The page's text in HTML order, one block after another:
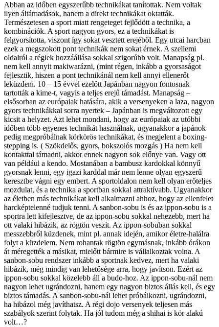
Abban az időben egyszerűbb technikákat tanítottak. Nem voltak
ilyen áltámadások, hanem a direkt technikákat oktatták.
Természetesen a sport miatt rengeteget fejlődött a technika, a
kombinációk. A sport nagyon gyors, ez a technikákat is
felgyorsította, viszont így sokat vesztett erejéből. Egy utcai harcban
ezek a megszokott pont technikák nem sokat érnek. A szellemi
oldalról a régiek hozzáállása sokkal szigorúbb volt. Manapság pl.
nem kell annyit makiwarázni, (mint régen, inkább a gyorsaságot
fejlesztik, hiszen a pont technikánál nem kell annyi ellenerőt
leküzdeni. 10 – 15 évvel ezelőtt Japánban nagyon fontosnak
tartották a kime-t, vagyis a teljes erejű támadást. Manapság –
elsősorban az európaiak hatására, akik a versenyeken a laza, nagyon
gyors technikákkal sorra nyertek – Japánban is megváltozott egy
kicsit a helyzet. Azt lehet mondani, hogy az európaiak az utóbbi
időben több egyenes technikát használnak, ugyanakkor a japánok
pedig megpróbálnak körkörös technikákat, és megjelent a boxing-
stepping is. ( Szökdelős, gyors, bokszolós mozgás ) Ha nem kell
kontakttal támadni, akkor ennek nagyon sok előnye van. Vagy ott
van például a kendo. Mostanában a bambusz kardokkal könnyű
gyorsnak lenni, egy igazi karddal már nem lenne olyan egyszerű
keresztbe vágni egy embert. A sportoldalon nem kell olyan erőteljes
mozdulat, és a technika a sportban sokkal attraktívabb. Ugyanakkor
az életben más technikákat kell alkalmazni ahhoz, hogy az ellenfelet
harcképtelenné tudjuk tenni. A sanbon-sobu is és az ippon-sobu is a
sportra lett kifejlesztve, de az ippon-sobu sokkal nehezebb, mert ha
ott valaki hibázik, az rögtön veszít. Az ippon-sobuban sokkal
messzebbről küzdenek, mint pl. annak idején, amikor életre-halálra
folyt a küzdelem. Nem rohantak rögtön egymásnak, inkább órákon
át méregették a másikat, mielőtt bármire is vállalkoztak volna. A
sanbon-sobu rendszer inkább a sportnak kedvez, mert ha valaki
hibázik, még mindig van lehetősége arra, hogy javítson. Ezért az
ippon-sobu sokkal közelebb áll a budo-hoz. Az ippon-sobu-nál nem
nagyon lehet ugrándozni, hanem egy nagyon biztos állás kell, és egy
biztos támadás. A sanbon-sobu-nál lehet próbálkozni, ugrándozni,
ha hibázol még javíthatsz. A régi dojo versenyek teljesen más
szabályok szerint folytak. Ha jól tudom még a shihai is kör alakú
volt…?